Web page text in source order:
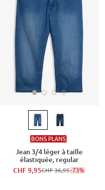
BONS PLANS
Jean 3/4 léger à taille
élastiquée, regular
CHF 9,95CHF 36,95-73%